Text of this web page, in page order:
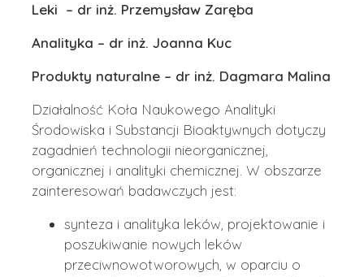
Leki – dr inż. Przemysław Zaręba
Analityka – dr inż. Joanna Kuc
Produkty naturalne – dr inż. Dagmara Malina
Działalność Koła Naukowego Analityki
Środowiska i Substancji Bioaktywnych dotyczy
zagadnień technologii nieorganicznej,
organicznej i analityki chemicznej. W obszarze
zainteresowań badawczych jest:
synteza i analityka leków, projektowanie i
poszukiwanie nowych leków
przeciwnowotworowych, w oparciu o